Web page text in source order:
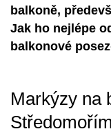
balkoně,
Jak ho nejlépe
balkonové
Markýzy na
Středomořím